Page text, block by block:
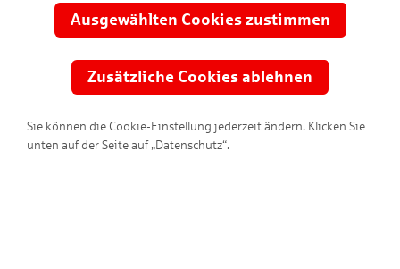
Comics und KNAXigen Inhalte!
Übertragung anonymisiert.
Ausgewählten Cookies zustimmen
Zusätzliche Cookies ablehnen
Sie können die Cookie-Einstellung jederzeit ändern. Klicken Sie
unten auf der Seite auf „Datenschutz“.